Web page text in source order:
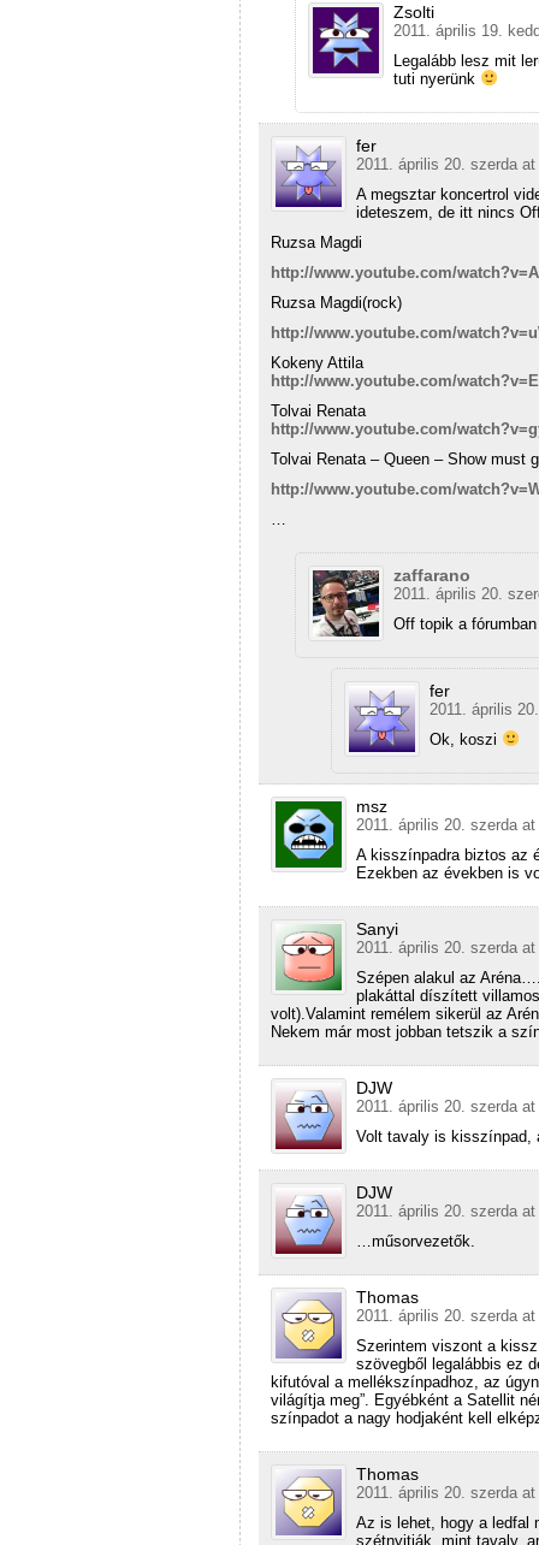
Zsolti
2011. április 19.
Legalább lesz mit
tuti nyerünk
fer
2011. április 20. szerda at
A megsztar koncertrol
ideteszem, de itt nincs
Ruzsa Magdi
http://www.youtube.com/
Ruzsa Magdi(rock)
http://www.youtube.com/
Kokeny Attila
http://www.youtube.com/
Tolvai Renata
http://www.youtube.com/
Tolvai Renata – Queen – Show must
http://www.youtube.com/
zaffarano
2011. április 20.
Off topik a
fer
2011. április
Ok, koszi
msz
2011. április 20. szerda at
A kisszínpadra biztos az
Ezekben az években is
Sanyi
2011. április 20. szerda at
Szépen alakul az
plakáttal díszített
volt).Valamint remélem sikerül az
Nekem már most jobban tetszik a
DJW
2011. április 20. szerda at
Volt tavaly is kisszínpad,
DJW
2011. április 20. szerda at
…műsorvezetők.
Thomas
2011. április 20. szerda at
Szerintem viszont a
szövegből legalábbis ez
kifutóval a mellékszínpadhoz, az
világítja meg”. Egyébként a Satellit
színpadot a nagy hodjaként kell
Thomas
2011. április 20. szerda at
Az is lehet, hogy a ledfal
szétnyitják, mint tavaly,